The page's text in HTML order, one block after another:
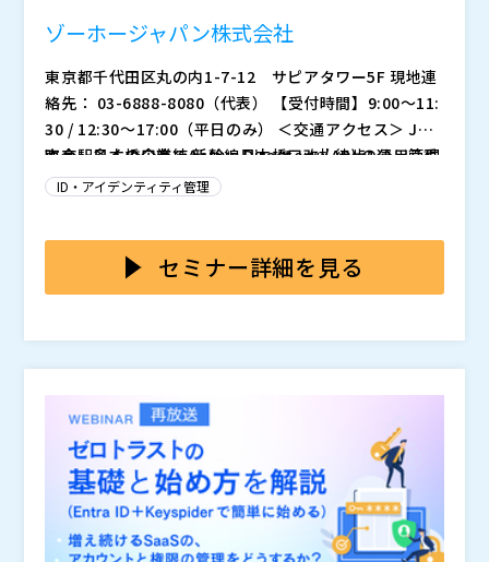
ゾーホージャパン株式会社
東京都千代田区丸の内1-7-12 サピアタワー5F 現地連
絡先： 03-6888-8080（代表） 【受付時間】9:00〜11:
30 / 12:30〜17:00（平日のみ） ＜交通アクセス＞ JR
東京駅日本橋口直結 新幹線日本橋口改札徒歩1分、八重
洲北口改札徒歩2分 東京メトロ東西線大手町駅B7出口直
昨今、多くの企業でActive Directory (AD) の運用管理
に関する課題を抱えています。人員不足や業務の繁忙化
ています。その結果、セキュリティリスクの増大や運用
効率の低下を招いており、IT管理者の方々は日々頭を悩
ティを強化していくことが喫緊の課題となっているので
す。
る中、ADがその侵入経路となるケースが多発していま
す。万が一ランサムウェアに感染してしまうと、業務が
を要求されるなど、甚大な被害につながりかねません。
ADのセキュリティ対策を強化し、ランサムウェアの脅
威に備えることは、企業にとって必須の取り組みといえ
るでしょう。しかし、人員不足の中でこれらの課題にど
う立ち向かえばよいのでしょうか。
を同時に実現する方法をご紹介します。AD管理タスク
の自動化により、アカウント棚卸しや権限設定の見直し
などを省力化できます。また、ランサムウェアの脅威に
対しては、ADへの侵入診断や監視の仕組みを導入する
ことで、早期発見と被害の最小化が可能となります。こ
れらの具体的な手法やツールの活用法について、弊社の
セキュリティエキスパートが分かりやすく解説いたしま
す。本セミナーを通じて、限られたリソースでADの運
用効率化とセキュリティ強化を実践するためのヒントを
・現代ビジネスのための効率的なActive Directoryユ
ーザー管理の実現方法（ゾーホージャパン株式会社）
・オンプレADユーザー様必見！ランサムウェア感染に
直結するAD陥落への備えとは（株式会社ソフトクリエ
イト）
・質疑応答及び個別相談会
お名刺のご持参をお願いいたします。
ゾーホージャパン株式会社（）
株式会社ソフトクリエイト（）
ID・アイデンティティ管理
セミナー詳細を見る